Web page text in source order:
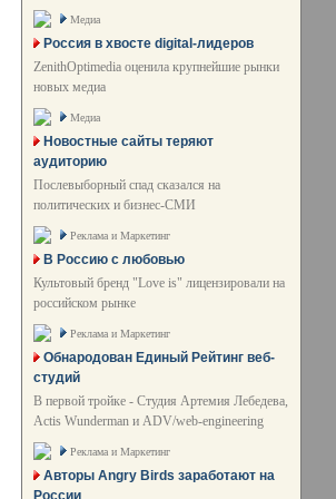
Медиа
Россия в хвосте digital-лидеров
ZenithOptimedia оценила крупнейшие рынки
новых медиа
Медиа
Новостные сайты теряют
аудиторию
Послевыборный спад сказался на
политических и бизнес-СМИ
Реклама и Маркетинг
В Россию с любовью
Культовый бренд "Love is" лицензировали на
российском рынке
Реклама и Маркетинг
Обнародован Единый Рейтинг веб-
студий
В первой тройке - Студия Артемия Лебедева,
Actis Wunderman и ADV/web-engineering
Реклама и Маркетинг
Авторы Angry Birds заработают на
России